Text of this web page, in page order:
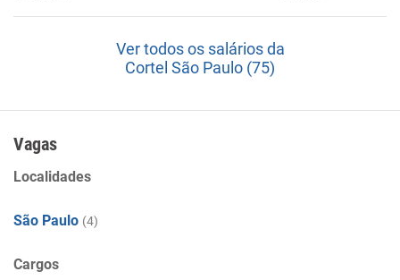
Ver todos os salários da
Cortel São Paulo (75)
Vagas
Localidades
São Paulo (4)
Cargos